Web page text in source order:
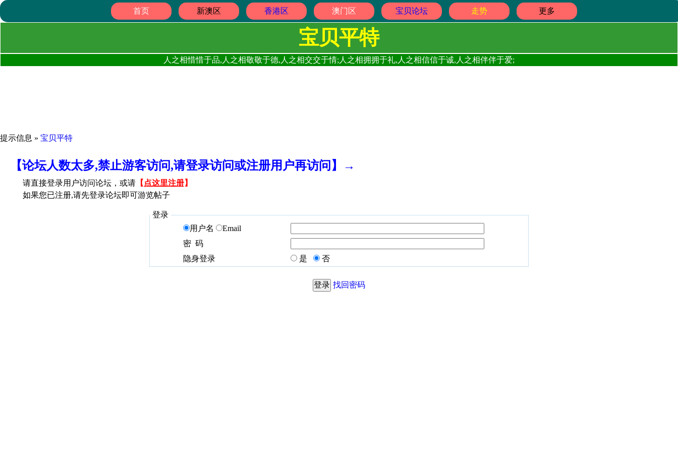
首页 新澳区 香港区 澳门区 宝贝论坛 走势 更多
宝贝平特
人之相惜惜于品,人之相敬敬于德,人之相交交于情;人之相拥拥于礼,人之相信信于诚,人之相伴伴于爱;
提示信息 » 宝贝平特
【论坛人数太多,禁止游客访问,请登录访问或注册用户再访问】→
请直接登录用户访问论坛，或请 【 点这里注册】
如果您已注册,请先登录论坛即可游览帖子
登录
用户名
Email
密 码
隐身登录
是 否
找回密码